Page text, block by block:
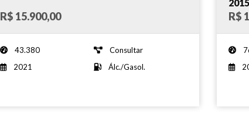
R$ 15.900,00
43.380
Consultar
2021
Álc./Gasol.
2015
R$